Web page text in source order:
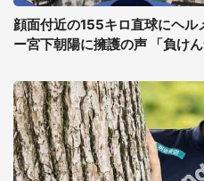
顔面付近の155キロ直球にヘ
ー宮下朝陽に擁護の声 「負け